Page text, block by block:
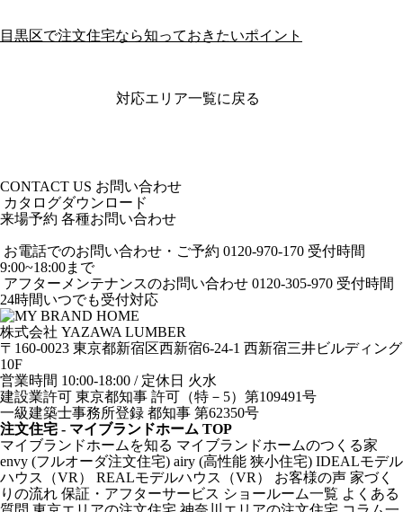
目黒区で注文住宅なら知っておきたいポイント
対応エリア一覧に戻る
CONTACT US お問い合わせ
カタログダウンロード
来場予約 各種お問い合わせ
お電話でのお問い合わせ・ご予約 0120-970-170 受付時間
9:00~18:00まで
アフターメンテナンスのお問い合わせ 0120-305-970 受付時間
24時間いつでも受付対応
株式会社 YAZAWA LUMBER
〒160-0023 東京都新宿区西新宿6-24-1 西新宿三井ビルディング
10F
営業時間 10:00-18:00 / 定休日 火水
建設業許可 東京都知事 許可（特－5）第109491号
一級建築士事務所登録 都知事 第62350号
注文住宅 - マイブランドホーム TOP
マイブランドホームを知る マイブランドホームのつくる家
envy (フルオーダ注文住宅) airy (高性能 狭小住宅) IDEALモデル
ハウス（VR）
REALモデルハウス（VR） お客様の声 家づく
りの流れ 保証・アフターサービス ショールーム一覧 よくある